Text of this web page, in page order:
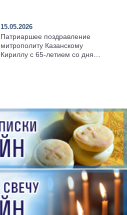
15.05.2026
Патриаршее поздравление
митрополиту Казанскому
Кириллу с 65-летием со дня